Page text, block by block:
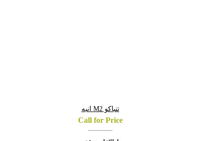
تنباکو M2 انبه
Call for Price